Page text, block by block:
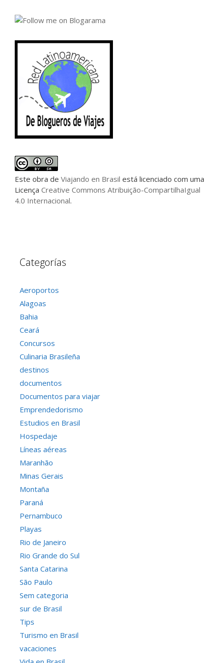
Este obra de Viajando en Brasil está licenciado com uma
Licença Creative Commons Atribuição-CompartilhaIgual
4.0 Internacional.
Categorías
Aeroportos
Alagoas
Bahia
Ceará
Concursos
Culinaria Brasileña
destinos
documentos
Documentos para viajar
Emprendedorismo
Estudios en Brasil
Hospedaje
Líneas aéreas
Maranhão
Minas Gerais
Montaña
Paraná
Pernambuco
Playas
Rio de Janeiro
Rio Grande do Sul
Santa Catarina
São Paulo
Sem categoria
sur de Brasil
Tips
Turismo en Brasil
vacaciones